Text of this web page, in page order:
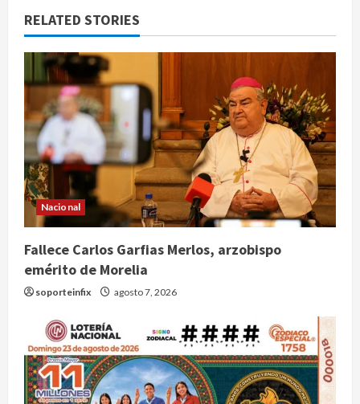
RELATED STORIES
Nacional
Fallece Carlos Garfias Merlos, arzobispo
emérito de Morelia
soporteinfix agosto 7, 2026